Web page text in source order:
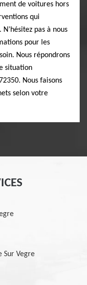
de voitures hors
qui
pas à nous
pour les
Nous répondrons
situation
Nous faisons
selon votre
Sur Vegre